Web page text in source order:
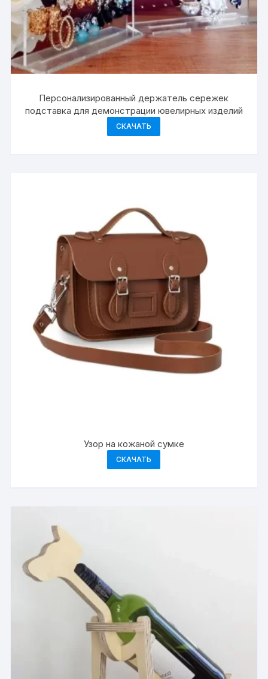
Персонализированный держатель сережек
подставка для демонстрации ювелирных изделий
СКАЧАТЬ
Узор на кожаной сумке
СКАЧАТЬ